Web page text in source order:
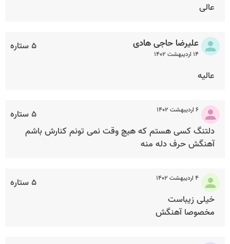
عالی
۵ ستاره علیرضا حاجی هادی
۱۴ اردیبهشت ۱۴۰۲
عالیه
۵ ستاره ۶ اردیبهشت ۱۴۰۲
دلتنگ کسی هستم که هیچ وقت نمی تونم کنارش باشم
آهنگش حرف دله منه
۵ ستاره ۴ اردیبهشت ۱۴۰۲
خیلی زیباست
مخصوصا آهنگش